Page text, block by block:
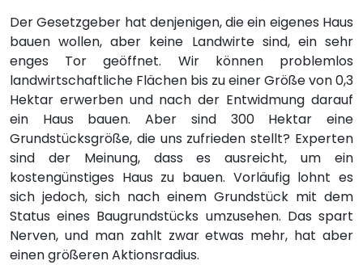
Der Gesetzgeber hat denjenigen, die ein eigenes Haus
bauen wollen, aber keine Landwirte sind, ein sehr
enges Tor geöffnet. Wir können problemlos
landwirtschaftliche Flächen bis zu einer Größe von 0,3
Hektar erwerben und nach der Entwidmung darauf
ein Haus bauen. Aber sind 300 Hektar eine
Grundstücksgröße, die uns zufrieden stellt? Experten
sind der Meinung, dass es ausreicht, um ein
kostengünstiges Haus zu bauen. Vorläufig lohnt es
sich jedoch, sich nach einem Grundstück mit dem
Status eines Baugrundstücks umzusehen. Das spart
Nerven, und man zahlt zwar etwas mehr, hat aber
einen größeren Aktionsradius.